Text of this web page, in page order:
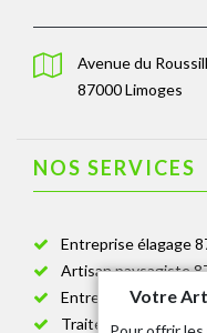
Avenue du
87000 Limoges
NOS SERVICES
Entreprise élagage
Artisan paysagiste
Entreprise de
Traitement anti-
Votre